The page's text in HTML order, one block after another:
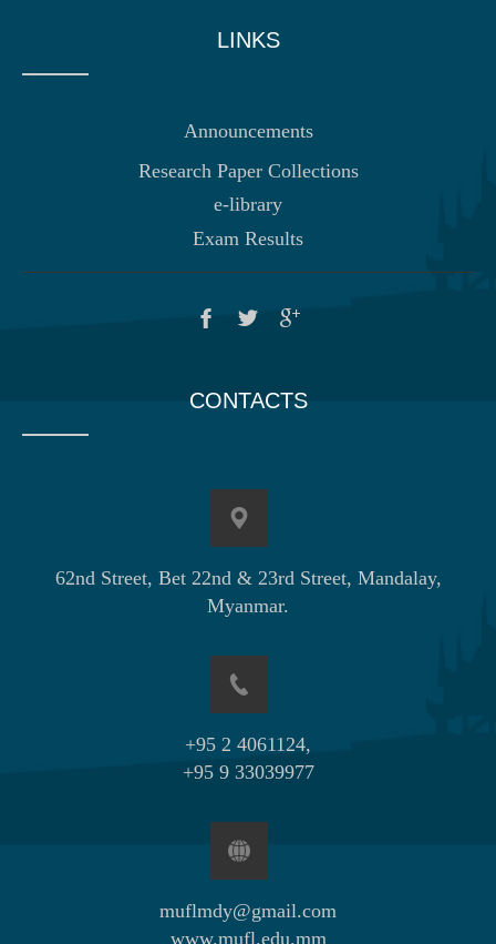
LINKS
Announcements
Research Paper Collections
e-library
Exam Results
CONTACTS
62nd Street, Bet 22nd & 23rd Street, Mandalay,
Myanmar.
+95 2 4061124,
+95 9 33039977
muflmdy@gmail.com
www.mufl.edu.mm